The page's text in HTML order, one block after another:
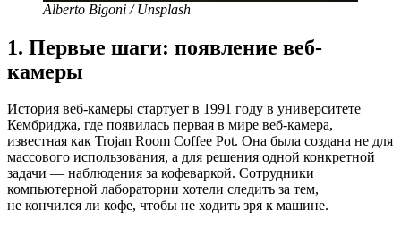
Alberto Bigoni / Unsplash
1. Первые шаги: появление веб-
камеры
История веб-камеры стартует в 1991 году в университете
Кембриджа, где появилась первая в мире веб-камера,
известная как Trojan Room Coffee Pot. Она была создана не для
массового использования, а для решения одной конкретной
задачи — наблюдения за кофеваркой. Сотрудники
компьютерной лаборатории хотели следить за тем,
не кончился ли кофе, чтобы не ходить зря к машине.